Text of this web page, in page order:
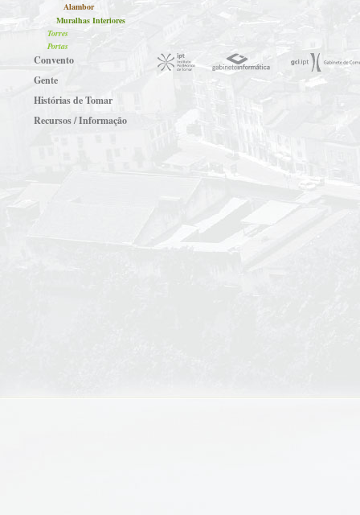
Alambor
Muralhas Interiores
Torres
Portas
Convento
Gente
Histórias de Tomar
Recursos / Informação